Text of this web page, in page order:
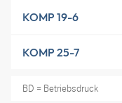
KOMP 19-6
KOMP 25-7
BD = Betriebsdruck